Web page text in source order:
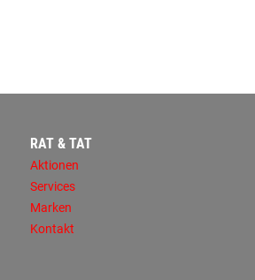
RAT & TAT
Aktionen
Services
Marken
Kontakt